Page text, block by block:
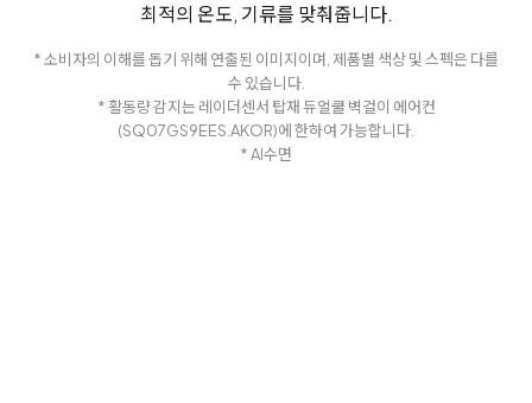
최적의 온도, 기류를 맞춰줍니다.
* 소비자의 이해를 돕기 위해 연출된 이미지이며, 제품별 색상 및 스펙은 다를
수 있습니다.
* 활동량 감지는 레이더센서 탑재 듀얼쿨 벽걸이 에어컨
(SQ07GS9EES.AKOR)에 한하여 가능합니다.
* AI수면